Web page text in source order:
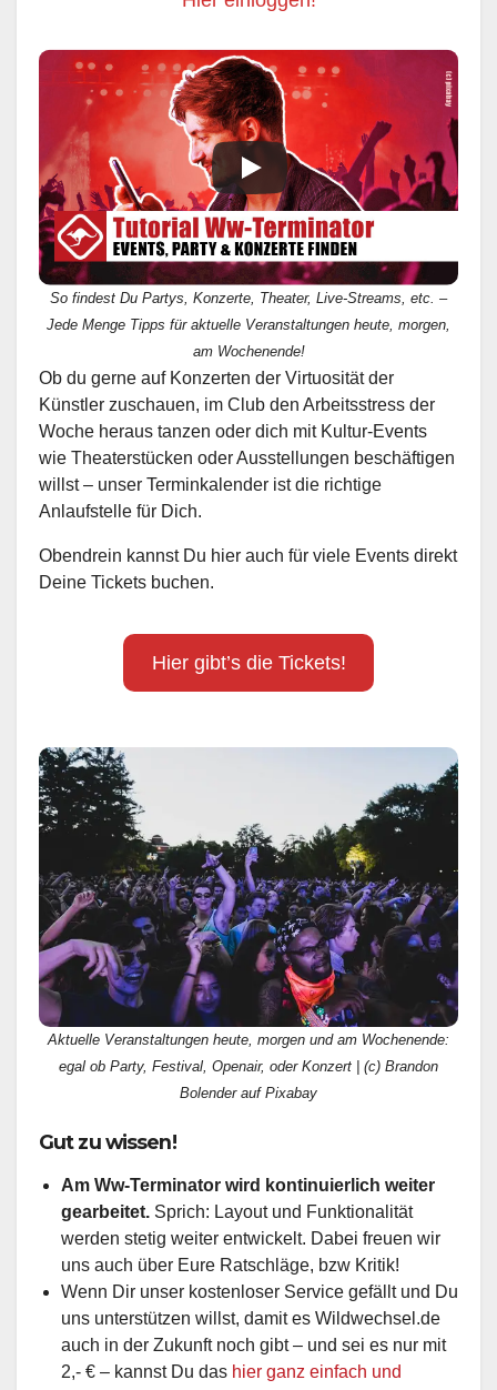
So findest Du Partys, Konzerte, Theater, Live-Streams, etc. –
Jede Menge Tipps für aktuelle Veranstaltungen heute, morgen,
am Wochenende!
Ob du gerne auf Konzerten der Virtuosität der
Künstler zuschauen, im Club den Arbeitsstress der
Woche heraus tanzen oder dich mit Kultur-Events
wie Theaterstücken oder Ausstellungen beschäftigen
willst – unser Terminkalender ist die richtige
Anlaufstelle für Dich.
Obendrein kannst Du hier auch für viele Events direkt
Deine Tickets buchen.
Hier gibt’s die Tickets!
Aktuelle Veranstaltungen heute, morgen und am Wochenende:
egal ob Party, Festival, Openair, oder Konzert | (c) Brandon
Bolender auf Pixabay
Gut zu wissen!
Am Ww-Terminator wird kontinuierlich weiter
gearbeitet. Sprich: Layout und Funktionalität
werden stetig weiter entwickelt. Dabei freuen wir
uns auch über Eure Ratschläge, bzw Kritik!
Wenn Dir unser kostenloser Service gefällt und Du
uns unterstützen willst, damit es Wildwechsel.de
auch in der Zukunft noch gibt – und sei es nur mit
2,- € – kannst Du das hier ganz einfach und